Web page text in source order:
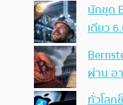
นักขุด
เดียว
ผ่าน อ
ทั่วโลก